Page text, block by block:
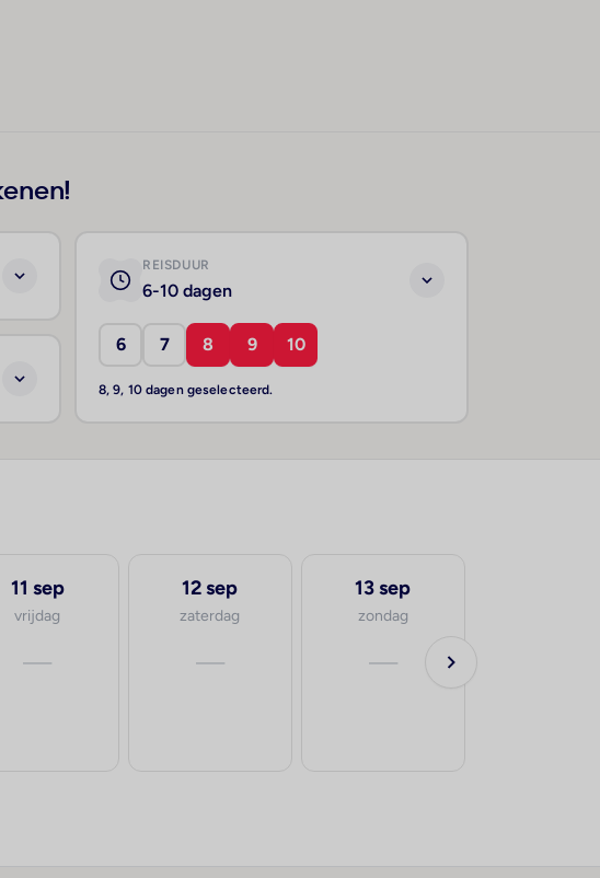
REISDUUR
6-10 dagen
6 7 8 9 10
8, 9, 10 dagen geselecteerd.
11 sep
vrijdag
—
12 sep
zaterdag
—
13 sep
zondag
—